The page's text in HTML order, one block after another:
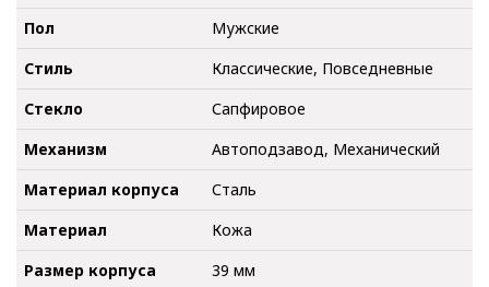
Пол
Мужские
Стиль
Классические, Повседневные
Стекло
Сапфировое
Механизм
Автоподзавод, Механический
Материал корпуса
Сталь
Материал
Кожа
Размер корпуса
39 мм